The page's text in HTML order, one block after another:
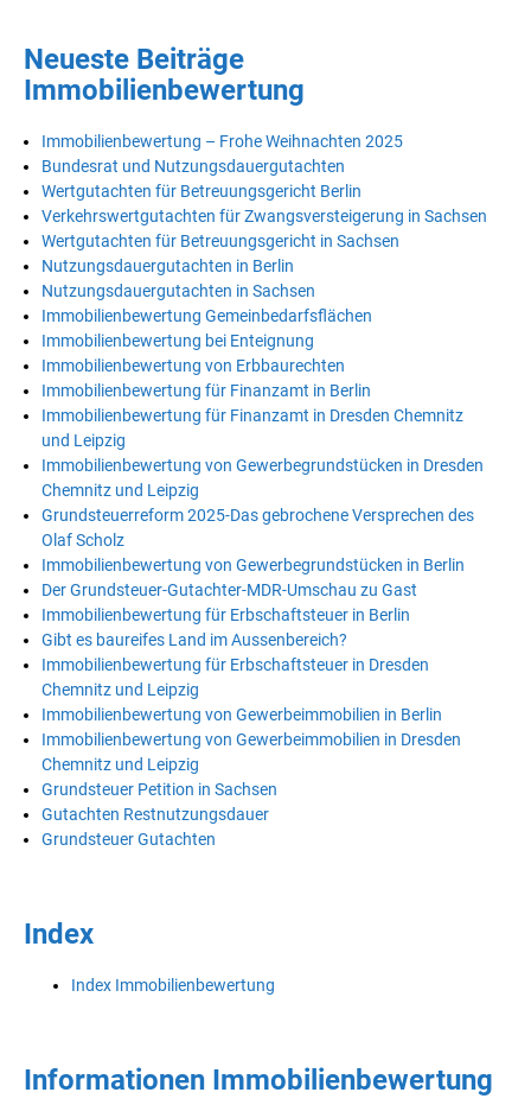
Neueste Beiträge
Immobilienbewertung
Immobilienbewertung – Frohe Weihnachten 2025
Bundesrat und Nutzungsdauergutachten
Wertgutachten für Betreuungsgericht Berlin
Verkehrswertgutachten für Zwangsversteigerung in Sachsen
Wertgutachten für Betreuungsgericht in Sachsen
Nutzungsdauergutachten in Berlin
Nutzungsdauergutachten in Sachsen
Immobilienbewertung Gemeinbedarfsflächen
Immobilienbewertung bei Enteignung
Immobilienbewertung von Erbbaurechten
Immobilienbewertung für Finanzamt in Berlin
Immobilienbewertung für Finanzamt in Dresden Chemnitz
und Leipzig
Immobilienbewertung von Gewerbegrundstücken in Dresden
Chemnitz und Leipzig
Grundsteuerreform 2025-Das gebrochene Versprechen des
Olaf Scholz
Immobilienbewertung von Gewerbegrundstücken in Berlin
Der Grundsteuer-Gutachter-MDR-Umschau zu Gast
Immobilienbewertung für Erbschaftsteuer in Berlin
Gibt es baureifes Land im Aussenbereich?
Immobilienbewertung für Erbschaftsteuer in Dresden
Chemnitz und Leipzig
Immobilienbewertung von Gewerbeimmobilien in Berlin
Immobilienbewertung von Gewerbeimmobilien in Dresden
Chemnitz und Leipzig
Grundsteuer Petition in Sachsen
Gutachten Restnutzungsdauer
Grundsteuer Gutachten
Index
Index Immobilienbewertung
Informationen Immobilienbewertung